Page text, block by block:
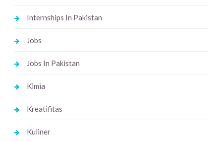
Internships In Pakistan
Jobs
Jobs In Pakistan
Kimia
Kreatifitas
Kuliner